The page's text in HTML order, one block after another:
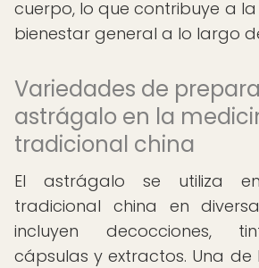
cuerpo, lo que contribuye a
bienestar general a lo largo
Variedades de
astrágalo en la
tradicional china
El astrágalo se utiliza
tradicional china en
incluyen decocciones,
cápsulas y extractos. Una